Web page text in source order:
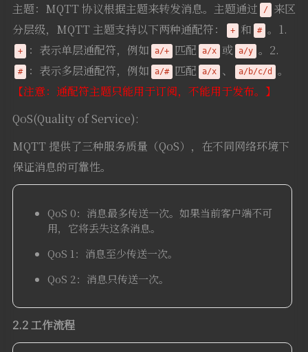
主题：MQTT 协议根据主题来转发消息。主题通过
/
来区
分层级，MQTT 主题支持以下两种通配符：
+ 和 # 。1.
+ ：表示单层通配符，例如 a/+ 匹配 a/x 或 a/y 。2.
# ：表示多层通配符，例如 a/# 匹配 a/x 、 a/b/c/d
。
【注意：通配符主题只能用于订阅，不能用于发布。】
QoS(Quality of Service):
MQTT 提供了三种服务质量（QoS），在不同网络环境下
保证消息的可靠性。
QoS 0：消息最多传送一次。如果当前客户端不可
用，它将丢失这条消息。
QoS 1：消息至少传送一次。
QoS 2：消息只传送一次。
2.2 工作流程